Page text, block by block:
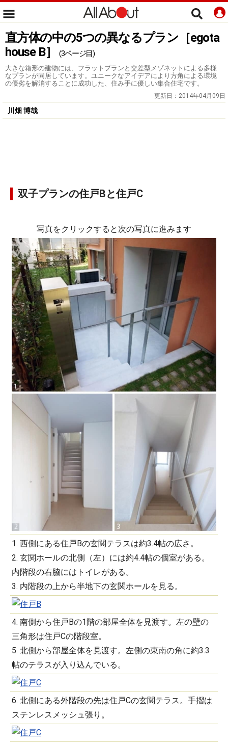
直方体の中の5つの異なるプラン［egota
house B］
(3ページ目)
大きな箱形の建物には、フラットプランと交差型メゾネットによる多様
なプランが同居しています。ユニークなアイデアにより方角による環境
の優劣を解消することに成功した、住み手に優しい集合住宅です。
更新日： 2014年04月09日
川畑 博哉
双子プランの住戸Bと住戸C
写真をクリックすると次の写真に進みます
1. 西側にある住戸Bの玄関テラスは約3.4帖の広さ。
2. 玄関ホールの北側（左）には約4.4帖の個室がある。
内階段の右脇にはトイレがある。
3. 内階段の上から半地下の玄関ホールを見る。
4. 南側から住戸Bの1階の部屋全体を見渡す。左の壁の
三角形は住戸Cの階段室。
5. 北側から部屋全体を見渡す。左側の東南の角に約3.3
帖のテラスが入り込んでいる。
6. 北側にある外階段の先は住戸Cの玄関テラス。手摺は
ステンレスメッシュ張り。